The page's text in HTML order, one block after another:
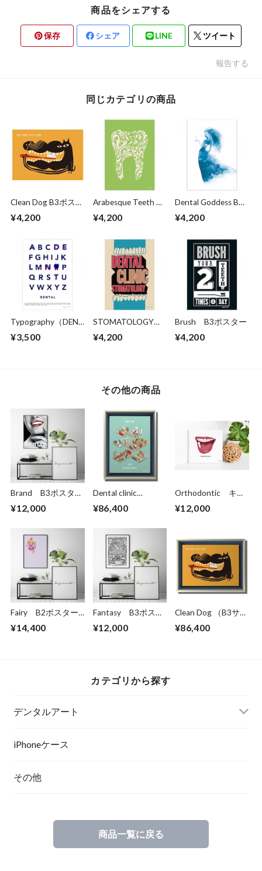
商品をシェアする
保存 シェア LINE ツイート
報告する
同じカテゴリの商品
Clean Dog B3ポスタ
¥4,200
Arabesque Teeth B3
¥4,200
Dental Goddess B3
¥4,200
Typography（DENT
¥3,500
STOMATOLOGY
¥4,200
Brush B3ポスター
¥4,200
その他の商品
Brand B3ポスター
¥12,000
Dental clinic
バスプリント（B3
¥86,400
Orthodontic キャ
クエアS1サイズ・
¥12,000
Fairy B2ポスター
¥14,400
Fantasy B3ポスタ
¥12,000
Clean Dog （B3サイ
¥86,400
カテゴリから探す
デンタルアート
ポスター
ポスターフレーム
キャンバスプリント（立体額縁入り）
iPhoneケース
その他
商品一覧に戻る